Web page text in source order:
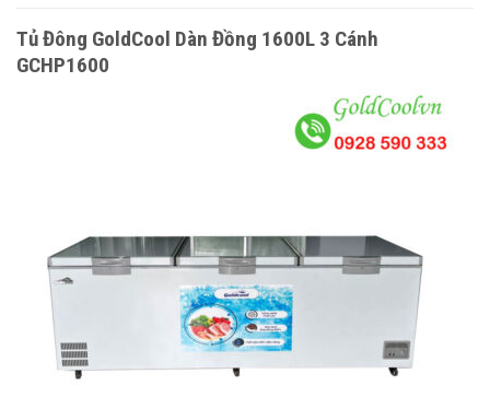
Tủ Đông GoldCool Dàn Đồng 1600L 3 Cánh
GCHP1600